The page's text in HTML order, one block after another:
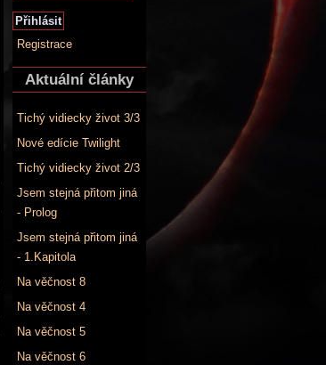
Registrace
Aktuální články
Tichý vidiecky život 3/3
Nové edície Twilight
Tichý vidiecky život 2/3
Jsem stejná přitom jiná
- Prolog
Jsem stejná přitom jiná
- 1.Kapitola
Na věčnost 8
Na věčnost 4
Na věčnost 5
Na věčnost 6